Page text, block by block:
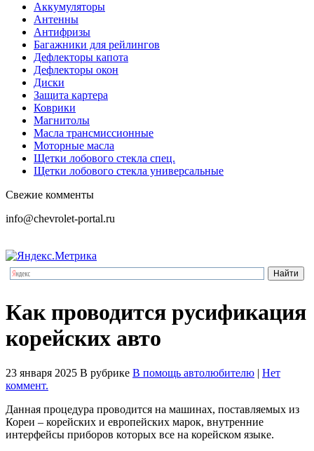
Аккумуляторы
Антенны
Антифризы
Багажники для рейлингов
Дефлекторы капота
Дефлекторы окон
Диски
Защита картера
Коврики
Магнитолы
Масла трансмиссионные
Моторные масла
Щетки лобового стекла спец.
Щетки лобового стекла универсальные
Свежие комменты
info@chevrolet-portal.ru
Как проводится русификация
корейских авто
23 января 2025 В рубрике В помощь автолюбителю | Нет
коммент.
Данная процедура проводится на машинах, поставляемых из
Кореи – корейских и европейских марок, внутренние
интерфейсы приборов которых все на корейском языке.